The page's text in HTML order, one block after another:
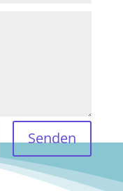
Senden